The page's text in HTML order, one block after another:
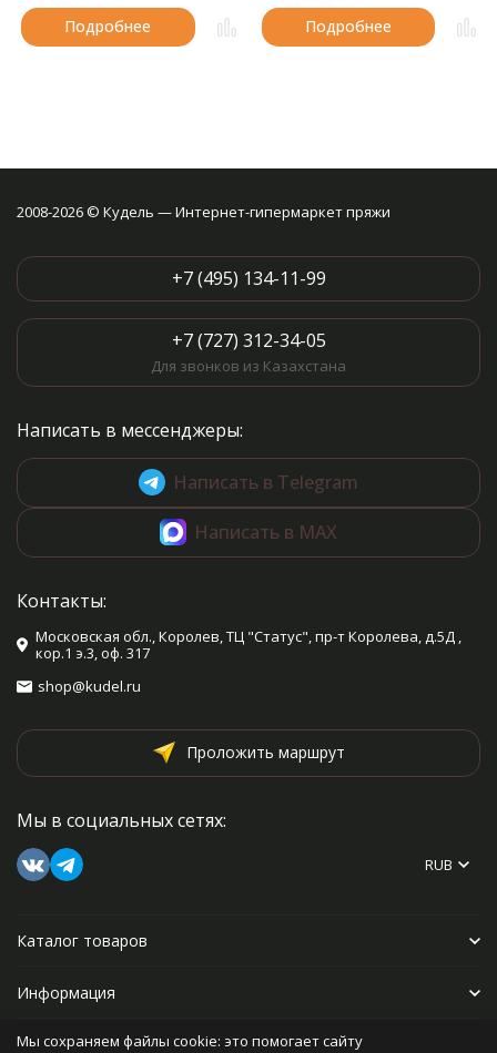
Подробнее Подробнее
2008-2026 © Кудель — Интернет-гипермаркет пряжи
+7 (495) 134-11-99
+7 (727) 312-34-05
Для звонков из Казахстана
Написать в мессенджеры:
Написать в Telegram
Написать в MAX
Контакты:
Московская обл., Королев, ТЦ "Статус", пр-т Королева, д.5Д ,
кор.1 э.3, оф. 317
shop@kudel.ru
Проложить маршрут
Мы в социальных сетях:
RUB
Каталог товаров
Информация
Прочее
Мы сохраняем файлы cookie: это помогает сайту